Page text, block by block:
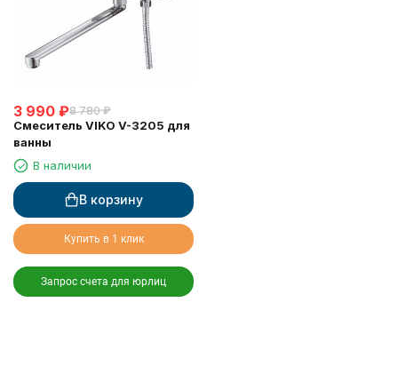
3 990 ₽8 780 ₽
Смеситель VIKO V-3205 для
ванны
В наличии
В корзину
Купить в 1 клик
Запрос счета для юрлиц